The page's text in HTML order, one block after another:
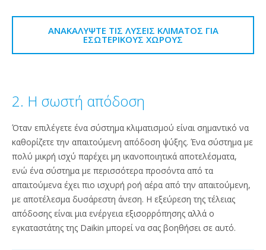
ΑΝΑΚΑΛΎΨΤΕ ΤΙΣ ΛΎΣΕΙΣ ΚΛΊΜΑΤΟΣ ΓΙΑ
ΕΣΩΤΕΡΙΚΟΎΣ ΧΏΡΟΥΣ
2. Η σωστή απόδοση
Όταν επιλέγετε ένα σύστημα κλιματισμού είναι σημαντικό να
καθορίζετε την απαιτούμενη απόδοση ψύξης. Ένα σύστημα με
πολύ μικρή ισχύ παρέχει μη ικανοποιητικά αποτελέσματα,
ενώ ένα σύστημα με περισσότερα προσόντα από τα
απαιτούμενα έχει πιο ισχυρή ροή αέρα από την απαιτούμενη,
με αποτέλεσμα δυσάρεστη άνεση. Η εξεύρεση της τέλειας
απόδοσης είναι μια ενέργεια εξισορρόπησης αλλά ο
εγκαταστάτης της Daikin μπορεί να σας βοηθήσει σε αυτό.